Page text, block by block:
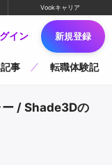
Vookキャリア
イン 新規登録
事 転職体験記
ー / Shade3Dの